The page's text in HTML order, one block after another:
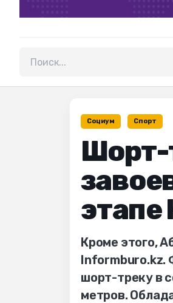
Поиск по сайту
Социум Спорт
Шорт-
этапе
Кроме этого,
Informburo.kz.
шорт-треку в
метров.